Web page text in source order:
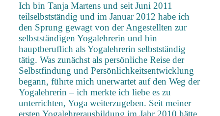
Ich bin Tanja Martens und seit Juni 2011
teilselbstständig und im Januar 2012 habe ich
den Sprung gewagt von der Angestellten zur
selbstständigen Yogalehrerin und bin
hauptberuflich als Yogalehrerin selbstständig
tätig. Was zunächst als persönliche Reise der
Selbstfindung und Persönlichkeitsentwicklung
begann, führte mich unerwartet auf den Weg der
Yogalehrerin – ich merkte ich liebe es zu
unterrichten, Yoga weiterzugeben. Seit meiner